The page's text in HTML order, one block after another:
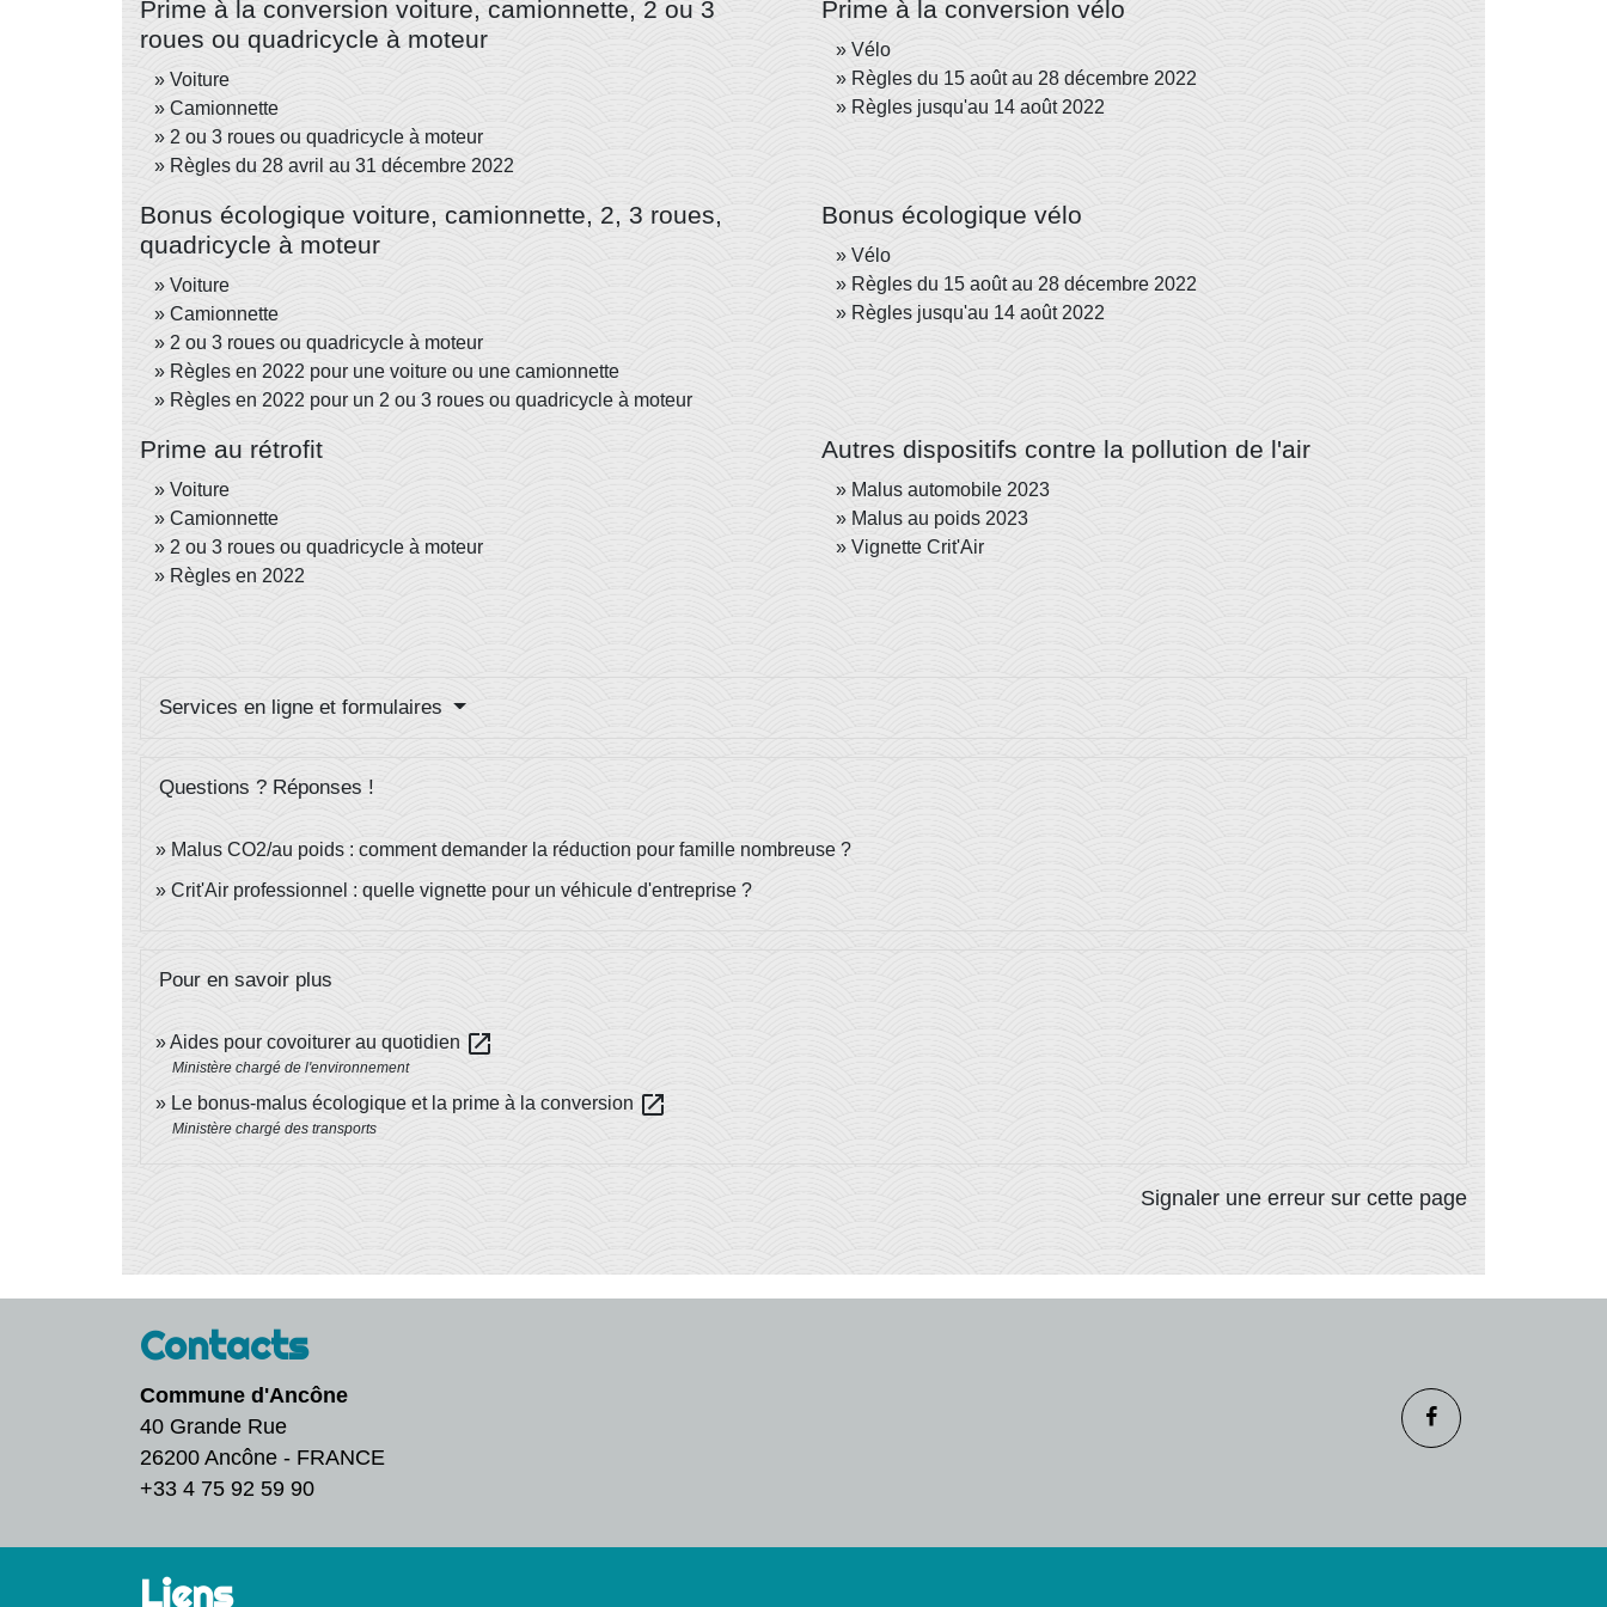
Prime à la conversion voiture, camionnette, 2 ou 3
roues ou quadricycle à moteur
Voiture
Camionnette
2 ou 3 roues ou quadricycle à moteur
Règles du 28 avril au 31 décembre 2022
Prime à la conversion vélo
Vélo
Règles du 15 août au 28 décembre 2022
Règles jusqu'au 14 août 2022
Bonus écologique voiture, camionnette, 2, 3 roues,
quadricycle à moteur
Voiture
Camionnette
2 ou 3 roues ou quadricycle à moteur
Règles en 2022 pour une voiture ou une camionnette
Règles en 2022 pour un 2 ou 3 roues ou quadricycle à moteur
Bonus écologique vélo
Vélo
Règles du 15 août au 28 décembre 2022
Règles jusqu'au 14 août 2022
Prime au rétrofit
Voiture
Camionnette
2 ou 3 roues ou quadricycle à moteur
Règles en 2022
Autres dispositifs contre la pollution de l'air
Malus automobile 2023
Malus au poids 2023
Vignette Crit'Air
Services en ligne et formulaires
Questions ? Réponses !
Malus CO2/au poids : comment demander la réduction pour famille nombreuse ?
Crit'Air professionnel : quelle vignette pour un véhicule d'entreprise ?
Pour en savoir plus
Aides pour covoiturer au quotidien open_in_new
Ministère chargé de l'environnement
Le bonus-malus écologique et la prime à la conversion open_in_new
Ministère chargé des transports
Signaler une erreur sur cette page
Contacts
Commune d'Ancône
40 Grande Rue
26200 Ancône - FRANCE
+33 4 75 92 59 90
Liens